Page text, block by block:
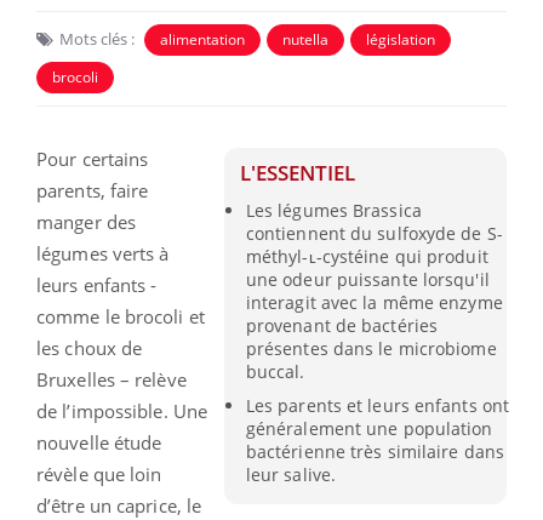
Mots clés : alimentation nutella
législation
brocoli
L'ESSENTIEL
Les légumes Brassica
contiennent du sulfoxyde de S-
méthyl-ʟ-cystéine qui produit
une odeur puissante lorsqu'il
interagit avec la même enzyme
provenant de bactéries
présentes dans le microbiome
buccal.
Les parents et leurs enfants ont
généralement une population
bactérienne très similaire dans
leur salive.
Pour certains
parents, faire
manger des
légumes verts à
leurs enfants -
comme le brocoli et
les choux de
Bruxelles – relève
de l’impossible. Une
nouvelle étude
révèle que loin
d’être un caprice, le